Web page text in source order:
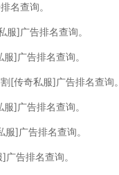
查询。
]广告排名查询。
]广告排名查询。
[传奇私服]广告排名查询。
]广告排名查询。
]广告排名查询。
告排名查询。